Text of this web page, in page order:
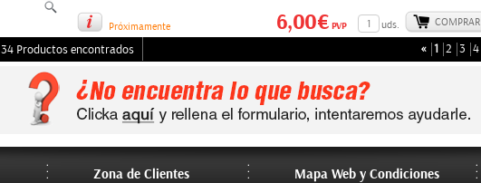
Próximamente uds. COMPRAR
6,00€PVP
34 Productos encontrados « 1 2 3 4
Zona de Clientes Mapa Web y Condiciones